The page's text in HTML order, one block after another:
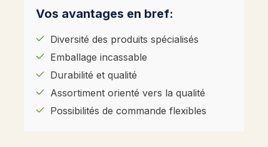
Vos avantages en bref:
Diversité des produits spécialisés
Emballage incassable
Durabilité et qualité
Assortiment orienté vers la qualité
Possibilités de commande flexibles